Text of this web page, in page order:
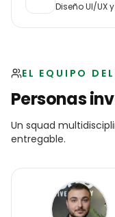
Diseño UI/UX
EL EQUIPO
Personas
Un squad
entregable.